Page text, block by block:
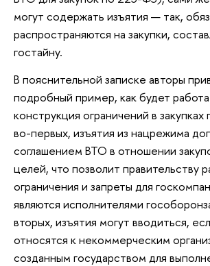
могут содержать изъятия — так,
распространяются на закупки,
гостайну.
В пояснительной записке авторы
подробный пример, как будет
конструкция ограничений в закупках
во-первых, изъятия из нацрежима
соглашением ВТО в отношении
целей, что позволит правительству
ограничения и запреты для
являются исполнителями
вторых, изъятия могут вводиться,
относятся к некоммерческим
созданным государством для